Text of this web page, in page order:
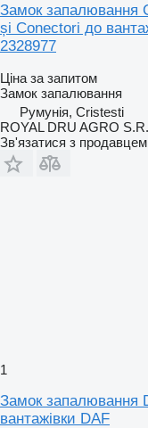
Замок запалювання
și Conectori до
2328977
Ціна за запитом
Замок запалювання
Румунія, Cristesti
ROYAL DRU AGRO
Зв'язатися з продавцем
1
Замок запалювання
вантажівки DAF